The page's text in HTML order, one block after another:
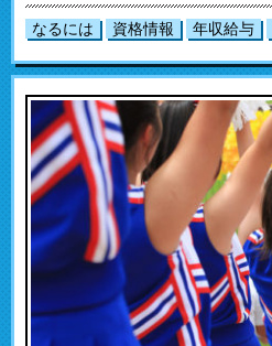
なるには 資格情報 年収給与